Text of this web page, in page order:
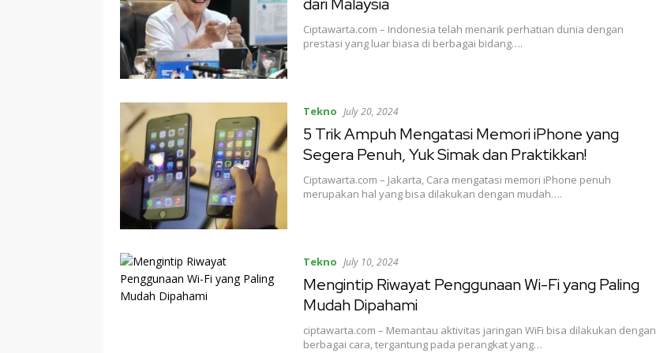
Ciptawarta.com – Indonesia telah menarik perhatian dunia dengan
prestasi yang luar biasa di berbagai bidang….
Tekno July 20, 2024
5 Trik Ampuh Mengatasi Memori iPhone yang
Segera Penuh, Yuk Simak dan Praktikkan!
Ciptawarta.com – Jakarta, Cara mengatasi memori iPhone penuh
merupakan hal yang bisa dilakukan dengan mudah….
Tekno July 10, 2024
Mengintip Riwayat Penggunaan Wi-Fi yang Paling
Mudah Dipahami
ciptawarta.com – Memantau aktivitas jaringan WiFi bisa dilakukan dengan
berbagai cara, tergantung pada perangkat yang…